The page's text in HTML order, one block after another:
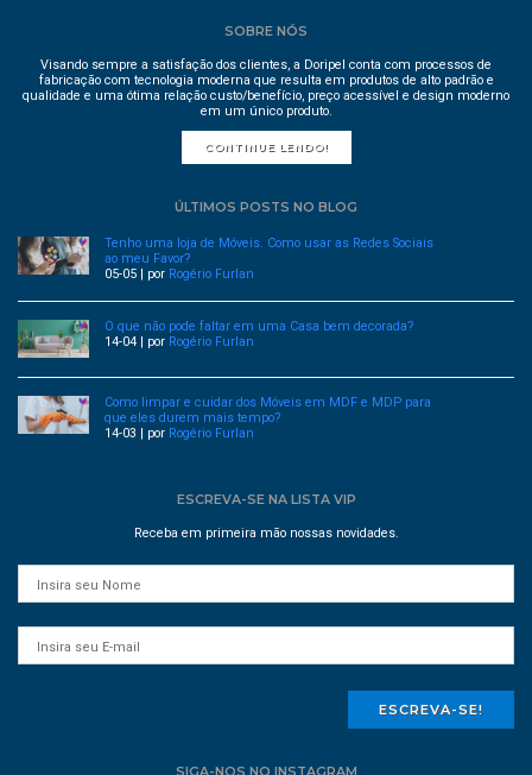
SOBRE NÓS
Visando sempre a satisfação dos clientes, a Doripel conta com processos de
fabricação com tecnologia moderna que resulta em produtos de alto padrão e
qualidade e uma ótima relação custo/benefício, preço acessível e design moderno
em um único produto.
CONTINUE LENDO!
ÚLTIMOS POSTS NO BLOG
Tenho uma loja de Móveis. Como usar as Redes Sociais
ao meu Favor?
05-05 | por Rogério Furlan
O que não pode faltar em uma Casa bem decorada?
14-04 | por Rogério Furlan
Como limpar e cuidar dos Móveis em MDF e MDP para
que eles durem mais tempo?
14-03 | por Rogério Furlan
ESCREVA-SE NA LISTA VIP
Receba em primeira mão nossas novidades.
ESCREVA-SE!